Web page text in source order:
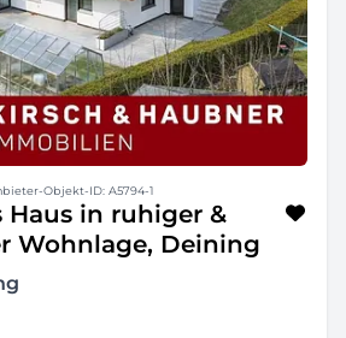
Objekt-ID: A5794-1
Haus in ruhiger &
Wohnlage, Deining